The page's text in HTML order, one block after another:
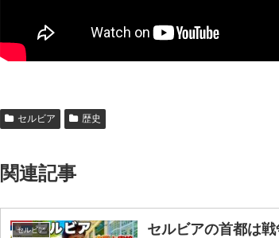
セルビア 歴史
関連記事
セルビア セルビアの首都は